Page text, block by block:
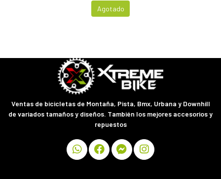
Agotado
Ventas de bicicletas de Montaña, Pista, Bmx, Urbana y Downhill
de variados tamaños y diseños. También los mejores accesorios y
repuestos